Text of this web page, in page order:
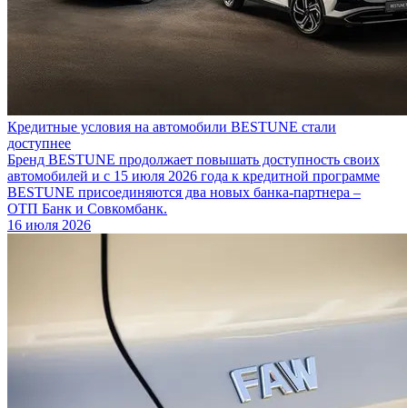
Кредитные условия на автомобили BESTUNE стали
доступнее
Бренд BESTUNE продолжает повышать доступность своих
автомобилей и с 15 июля 2026 года к кредитной программе
BESTUNE присоединяются два новых банка-партнера –
ОТП Банк и Совкомбанк.
16 июля 2026